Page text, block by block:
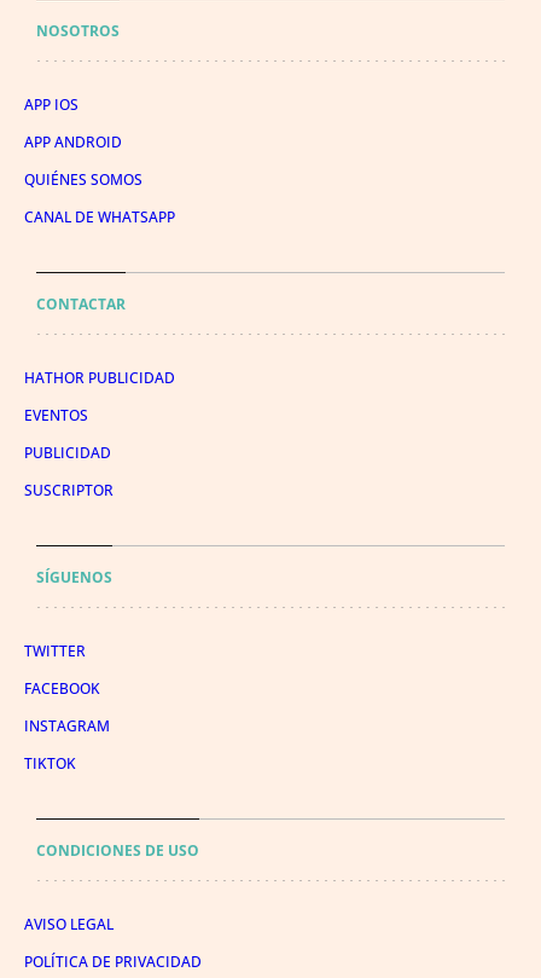
NOSOTROS
APP IOS
APP ANDROID
QUIÉNES SOMOS
CANAL DE WHATSAPP
CONTACTAR
HATHOR PUBLICIDAD
EVENTOS
PUBLICIDAD
SUSCRIPTOR
SÍGUENOS
TWITTER
FACEBOOK
INSTAGRAM
TIKTOK
CONDICIONES DE USO
AVISO LEGAL
POLÍTICA DE PRIVACIDAD